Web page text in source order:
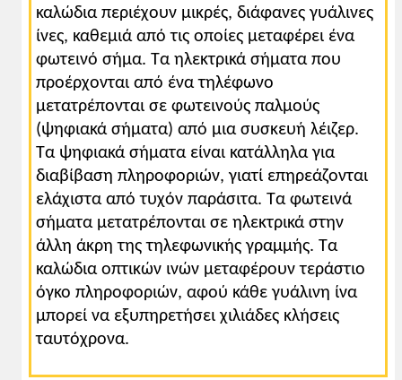
καλώδια περιέχουν μικρές, διάφανες γυάλινες
ίνες, καθεμιά από τις οποίες μεταφέρει ένα
φωτεινό σήμα. Tα ηλεκτρικά σήματα που
προέρχονται από ένα τηλέφωνο
μετατρέπονται σε φωτεινούς παλμούς
(ψηφιακά σήματα) από μια συσκευή λέιζερ.
Tα ψηφιακά σήματα είναι κατάλληλα για
διαβίβαση πληροφοριών, γιατί επηρεάζονται
ελάχιστα από τυχόν παράσιτα. Tα φωτεινά
σήματα μετατρέπονται σε ηλεκτρικά στην
άλλη άκρη της τηλεφωνικής γραμμής. Tα
καλώδια οπτικών ινών μεταφέρουν τεράστιο
όγκο πληροφοριών, αφού κάθε γυάλινη ίνα
μπορεί να εξυπηρετήσει χιλιάδες κλήσεις
ταυτόχρονα.